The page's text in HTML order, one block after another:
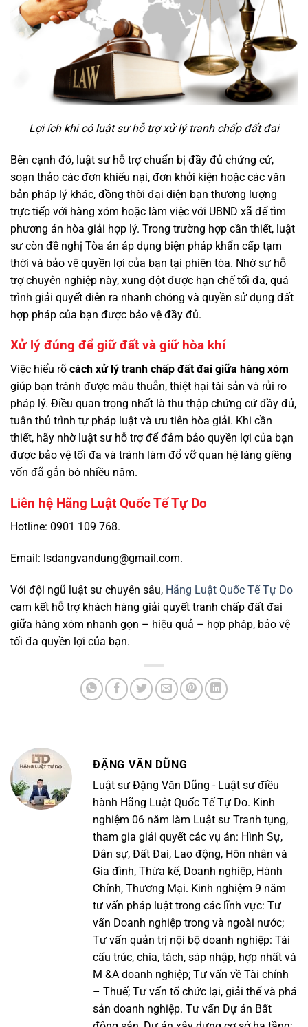
Lợi ích khi có luật sư hỗ trợ xử lý tranh chấp đất đai
Bên cạnh đó, luật sư hỗ trợ chuẩn bị đầy đủ chứng cứ,
soạn thảo các đơn khiếu nại, đơn khởi kiện hoặc các văn
bản pháp lý khác, đồng thời đại diện bạn thương lượng
trực tiếp với hàng xóm hoặc làm việc với UBND xã để tìm
phương án hòa giải hợp lý. Trong trường hợp cần thiết, luật
sư còn đề nghị Tòa án áp dụng biện pháp khẩn cấp tạm
thời và bảo vệ quyền lợi của bạn tại phiên tòa. Nhờ sự hỗ
trợ chuyên nghiệp này, xung đột được hạn chế tối đa, quá
trình giải quyết diễn ra nhanh chóng và quyền sử dụng đất
hợp pháp của bạn được bảo vệ đầy đủ.
Xử lý đúng để giữ đất và giữ hòa khí
Việc hiểu rõ cách xử lý tranh chấp đất đai giữa hàng xóm
giúp bạn tránh được mâu thuẫn, thiệt hại tài sản và rủi ro
pháp lý. Điều quan trọng nhất là thu thập chứng cứ đầy đủ,
tuân thủ trình tự pháp luật và ưu tiên hòa giải. Khi cần
thiết, hãy nhờ luật sư hỗ trợ để đảm bảo quyền lợi của bạn
được bảo vệ tối đa và tránh làm đổ vỡ quan hệ láng giềng
vốn đã gắn bó nhiều năm.
Liên hệ Hãng Luật Quốc Tế Tự Do
Hotline: 0901 109 768.
Email: lsdangvandung@gmail.com.
Với đội ngũ luật sư chuyên sâu, Hãng Luật Quốc Tế Tự Do
cam kết hỗ trợ khách hàng giải quyết tranh chấp đất đai
giữa hàng xóm nhanh gọn – hiệu quả – hợp pháp, bảo vệ
tối đa quyền lợi của bạn.
ĐẶNG VĂN DŨNG
Luật sư Đặng Văn Dũng - Luật sư điều
hành Hãng Luật Quốc Tế Tự Do. Kinh
nghiệm 06 năm làm Luật sư Tranh tụng,
tham gia giải quyết các vụ án: Hình Sự,
Dân sự, Đất Đai, Lao động, Hôn nhân và
Gia đình, Thừa kế, Doanh nghiệp, Hành
Chính, Thương Mại. Kinh nghiệm 9 năm
tư vấn pháp luật trong các lĩnh vực: Tư
vấn Doanh nghiệp trong và ngoài nước;
Tư vấn quản trị nội bộ doanh nghiệp: Tái
cấu trúc, chia, tách, sáp nhập, hợp nhất và
M &A doanh nghiệp; Tư vấn về Tài chính
– Thuế; Tư vấn tổ chức lại, giải thể và phá
sản doanh nghiệp. Tư vấn Dự án Bất